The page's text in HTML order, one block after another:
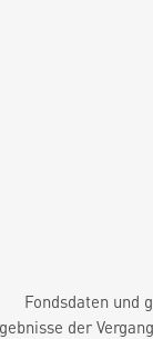
Fondsdaten und
der